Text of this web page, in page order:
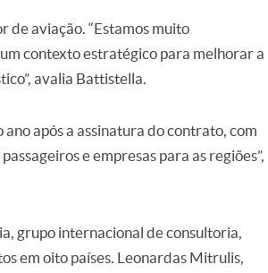
de aviação. “Estamos muito
contexto estratégico para melhorar a
avalia Battistella.
após a assinatura do contrato, com
e empresas para as regiões”,
grupo internacional de consultoria,
em oito países. Leonardas Mitrulis,